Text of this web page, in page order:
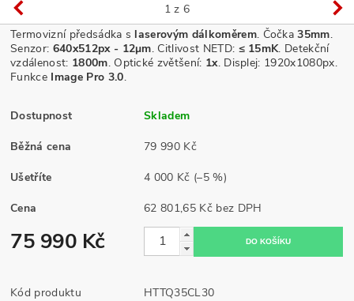
1 z 6
Termovizní předsádka s laserovým dálkoměrem. Čočka35mm.
Senzor: 640x512px - 12μm. Citlivost NETD: ≤ 15mK. Detekční
vzdálenost: 1800m. Optické zvětšení: 1x.Displej: 1920x1080px.
Funkce Image Pro 3.0.
Dostupnost Skladem
Běžná cena 79 990 Kč
Ušetříte 4 000 Kč (–5 %)
Cena 62 801,65 Kč bez DPH
75 990 Kč
Kód produktu
HTTQ35CL30